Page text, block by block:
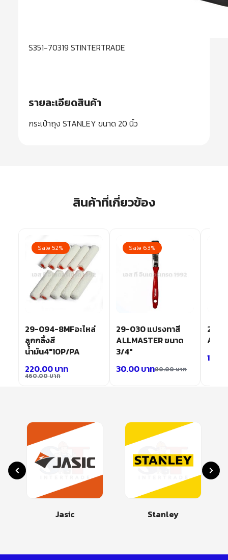
S351-70319 STINTERTRADE
รายละเอียดสินค้า
กระเป๋าถุง STANLEY ขนาด 20 นิ้ว
สินค้าที่เกี่ยวข้อง
Sale 52%
29-094-8MFอะไหล่
ลูกกลิ้งสี
น้ำมัน4″10P/PA
460.00บาท
220.00บาท
Sale 63%
29-030 แปรงทาสี
ALLMASTER ขนาด
3/4″
80.00บาท
30.00บาท
29-
Jasic Stanley